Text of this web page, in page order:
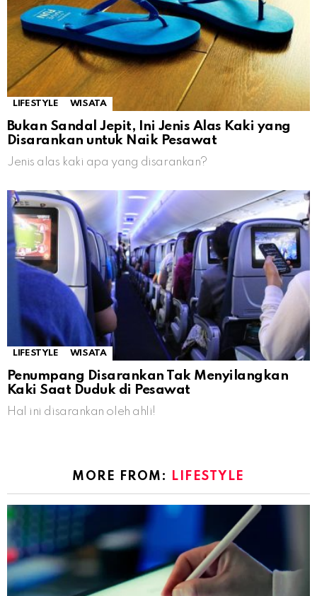
LIFESTYLE WISATA
Bukan Sandal Jepit, Ini Jenis Alas Kaki yang
Disarankan untuk Naik Pesawat
Jenis alas kaki apa yang disarankan?
LIFESTYLE WISATA
Penumpang Disarankan Tak Menyilangkan
Kaki Saat Duduk di Pesawat
Hal ini disarankan oleh ahli!
MORE FROM: LIFESTYLE